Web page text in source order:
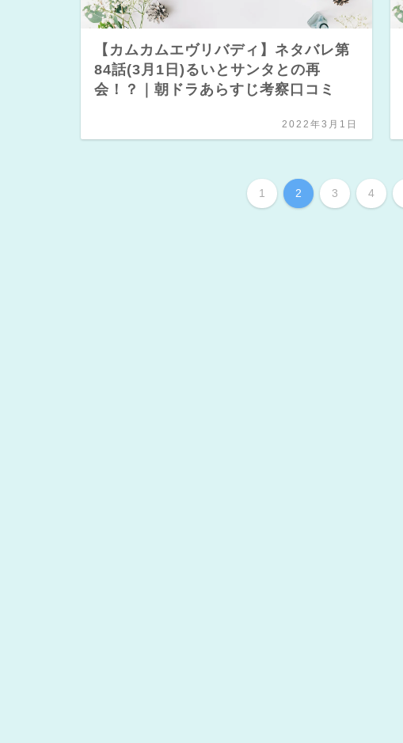
【カムカムエヴリバディ】ネタバレ第
84話(3月1日)るいとサンタとの再
会！？｜朝ドラあらすじ考察口コミ
2022年3月1日
1 2 3 4